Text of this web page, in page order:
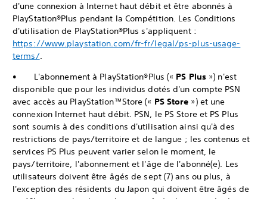
d'une connexion à Internet haut débit et être abonnés à
PlayStation®Plus pendant la Compétition. Les Conditions
d'utilisation de PlayStation®Plus s'appliquent :
https://www.playstation.com/fr-fr/legal/ps-plus-usage-
terms/.
• L'abonnement à PlayStation®Plus (« PS Plus ») n'est
disponible que pour les individus dotés d'un compte PSN
avec accès au PlayStation™Store (« PS Store ») et une
connexion Internet haut débit. PSN, le PS Store et PS Plus
sont soumis à des conditions d'utilisation ainsi qu'à des
restrictions de pays/territoire et de langue ; les contenus et
services PS Plus peuvent varier selon le moment, le
pays/territoire, l'abonnement et l'âge de l'abonné(e). Les
utilisateurs doivent être âgés de sept (7) ans ou plus, à
l'exception des résidents du Japon qui doivent être âgés de